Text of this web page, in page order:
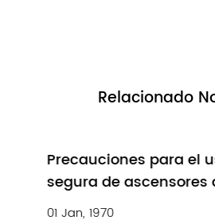
Relacionado
Precauciones para el uso
segura de ascensores de
01 Jan, 1970